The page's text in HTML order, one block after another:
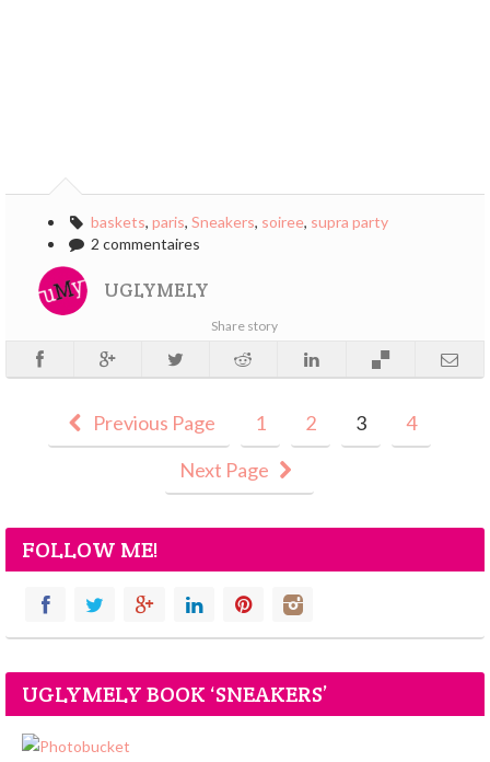
baskets, paris, Sneakers, soiree, supra party
2 commentaires
UGLYMELY
Share story
Previous Page 1 2 3
4
Next Page
FOLLOW ME!
UGLYMELY BOOK ‘SNEAKERS’